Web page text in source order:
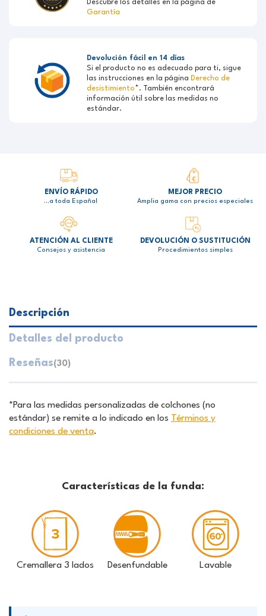
Descubre los detalles en la página de
Garantía
Devolución fácil en 14 días
Si el producto no es adecuado para ti, sigue
las instrucciones en la página Derecho de
desistimiento *. También encontrará
información útil sobre las medidas no
estándar.
ENVÍO RÁPIDO
…a toda España!
MEJOR PRECIO
Amplia gama con precios especiales
ATENCIÓN AL CLIENTE
Consejos y asistencia
DEVOLUCIÓN O SUSTITUCIÓN
Procedimientos simples
Descripción
Detalles del producto
Reseñas(30)
*Para las medidas personalizadas de colchones (no
estándar) se remite a lo indicado en los Términos y
condiciones de venta.
Características de la funda:
Cremallera 3 lados Desenfundable Lavable